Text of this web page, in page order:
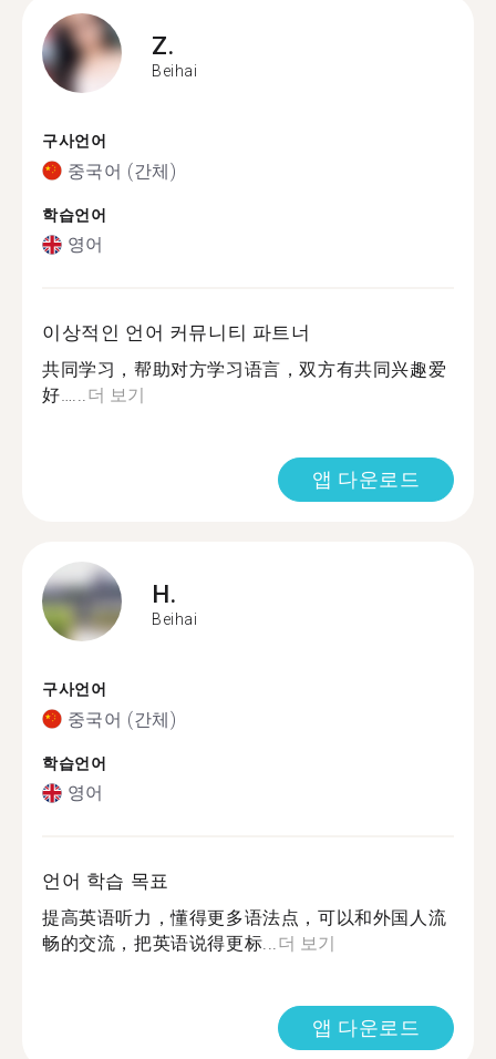
Z.
Beihai
구사언어
중국어 (간체)
학습언어
영어
이상적인 언어 커뮤니티 파트너
共同学习，帮助对方学习语言，双方有共同兴趣爱
好…...더 보기
앱 다운로드
H.
Beihai
구사언어
중국어 (간체)
학습언어
영어
언어 학습 목표
提高英语听力，懂得更多语法点，可以和外国人流
畅的交流，把英语说得更标...더 보기
앱 다운로드